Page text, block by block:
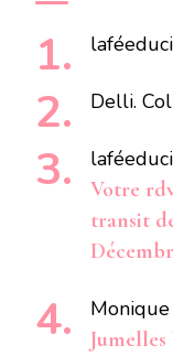
Delli.
Votre
transit